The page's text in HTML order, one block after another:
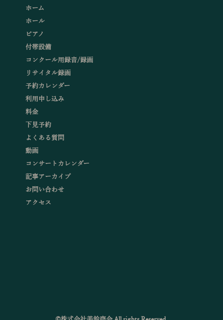
ホーム
ホール
ピアノ
付帯設備
コンクール用録音/録画
リサイタル録画
予約カレンダー
利用申し込み
料金
下見予約
よくある質問
動画
コンサートカレンダー
記事アーカイブ
お問い合わせ
アクセス